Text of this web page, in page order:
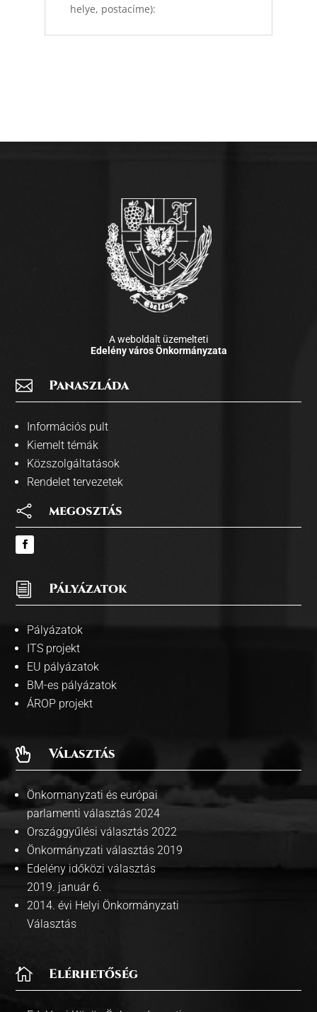
helye, postacíme):
A weboldalt üzemelteti
Edelény város Önkormányzata
 Panaszláda
Információs pult
Kiemelt témák
Közszolgáltatások
Rendelet tervezetek
 megosztás
i Pályázatok
Pályázatok
ITS projekt
EU pályázatok
BM-es pályázatok
ÁROP projekt
 Választás
Önkormanyzati és európai
parlamenti választás 2024
Országgyűlési választás 2022
Önkormányzati választás 2019
Edelény időközi választás
2019. január 6.
2014. évi Helyi Önkormányzati
Választás
 Elérhetőség